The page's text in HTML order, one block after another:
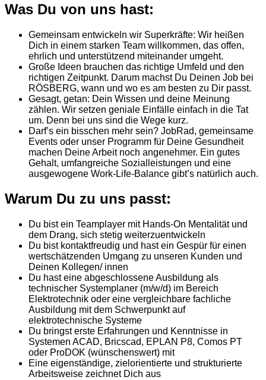
Was Du von uns hast:
Gemeinsam entwickeln wir Superkräfte: Wir heißen
Dich in einem starken Team willkommen, das offen,
ehrlich und unterstützend miteinander umgeht.
Große Ideen brauchen das richtige Umfeld und den
richtigen Zeitpunkt. Darum machst Du Deinen Job bei
RÖSBERG, wann und wo es am besten zu Dir passt.
Gesagt, getan: Dein Wissen und deine Meinung
zählen. Wir setzen geniale Einfälle einfach in die Tat
um. Denn bei uns sind die Wege kurz.
Darf’s ein bisschen mehr sein? JobRad, gemeinsame
Events oder unser Programm für Deine Gesundheit
machen Deine Arbeit noch angenehmer. Ein gutes
Gehalt, umfangreiche Sozialleistungen und eine
ausgewogene Work-Life-Balance gibt’s natürlich auch.
Warum Du zu uns passt:
Du bist ein Teamplayer mit Hands-On Mentalität und
dem Drang, sich stetig weiterzuentwickeln
Du bist kontaktfreudig und hast ein Gespür für einen
wertschätzenden Umgang zu unseren Kunden und
Deinen Kollegen/ innen
Du hast eine abgeschlossene Ausbildung als
technischer Systemplaner (m/w/d) im Bereich
Elektrotechnik oder eine vergleichbare fachliche
Ausbildung mit dem Schwerpunkt auf
elektrotechnische Systeme
Du bringst erste Erfahrungen und Kenntnisse in
Systemen ACAD, Bricscad, EPLAN P8, Comos PT
oder ProDOK (wünschenswert) mit
Eine eigenständige, zielorientierte und strukturierte
Arbeitsweise zeichnet Dich aus